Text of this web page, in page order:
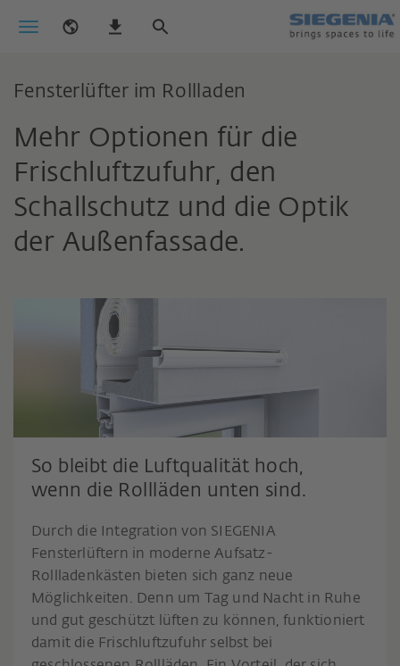
Fensterlüfter im Rollladen
Mehr Optionen für die
Frischluftzufuhr, den
Schallschutz und die Optik
der Außenfassade.
So bleibt die Luftqualität hoch,
wenn die Rollläden unten sind.
Durch die Integration von SIEGENIA
Fensterlüftern in moderne Aufsatz-
Rollladenkästen bieten sich ganz neue
Möglichkeiten. Denn um Tag und Nacht in Ruhe
und gut geschützt lüften zu können, funktioniert
damit die Frischluftzufuhr selbst bei